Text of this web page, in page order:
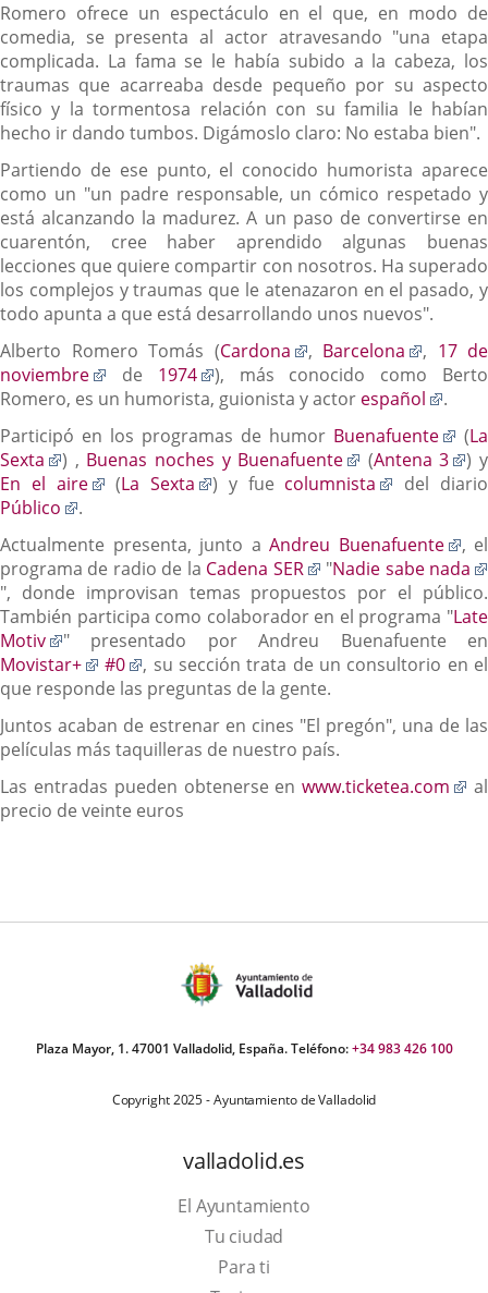
Romero ofrece un espectáculo en el que, en modo de
comedia, se presenta al actor atravesando "una etapa
complicada. La fama se le había subido a la cabeza, los
traumas que acarreaba desde pequeño por su aspecto
físico y la tormentosa relación con su familia le habían
hecho ir dando tumbos. Digámoslo claro: No estaba bien".
Partiendo de ese punto, el conocido humorista aparece
como un "un padre responsable, un cómico respetado y
está alcanzando la madurez. A un paso de convertirse en
cuarentón, cree haber aprendido algunas buenas
lecciones que quiere compartir con nosotros. Ha superado
los complejos y traumas que le atenazaron en el pasado, y
todo apunta a que está desarrollando unos nuevos".
Alberto Romero Tomás (Cardona
Enlace
a
una
externa.
, Barcelona
Enlace
a
una
externa.
, 17 de
noviembre
Enlace
a
aplicación
externa.
de 1974
Enlace
a
aplicación
externa.
), más conocido como Berto
Romero, es un humorista, guionista y actor español
una
.
Participó en los programas de humor Buenafuente
a
una
(La
Sexta
Enlace
a
una
externa.
) , Buenas noches y Buenafuente
Enlace
a
externa.
(Antena 3
a
) y
En el aire
Enlace
aplicación
externa.
(La Sexta
Enlace
aplicación
externa.
) y fue columnista
Enlace
aplicación
externa.
del diario
Público
Enlace
una
aplicación
externa.
.
Actualmente presenta, junto a Andreu Buenafuente
a
, el
programa de radio de la Cadena SER
Enlace
a
una
aplicación
externa.
"Nadie sabe nada
Enlace
a
una
aplicación
externa.
", donde improvisan temas propuestos por el público.
También participa como colaborador en el programa "Late
Motiv
Enlace
a
una
externa.
" presentado por Andreu Buenafuente en
Movistar+
Enlace
a
aplicación
externa.
#0
Enlace
a
aplicación
externa.
, su sección trata de un consultorio en el
que responde las preguntas de la gente.
Juntos acaban de estrenar en cines "El pregón", una de las
películas más taquilleras de nuestro país.
Las entradas pueden obtenerse enwww.ticketea.com
al
precio de veinte euros
Plaza Mayor, 1. 47001 Valladolid, España. Teléfono:+34 983 426 100
Copyright 2025 - Ayuntamiento de Valladolid
valladolid.es
El Ayuntamiento
Tu ciudad
Para ti